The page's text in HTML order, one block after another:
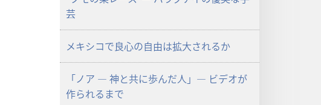
3
月
8
日
芸
メキシコで良心の自由は拡大されるか
「ノア ― 神と共に歩んだ人」― ビデオが
作られるまで